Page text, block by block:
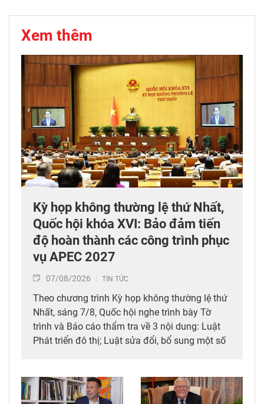
Xem thêm
Kỳ họp không thường lệ thứ Nhất,
Quốc hội khóa XVI: Bảo đảm tiến
độ hoàn thành các công trình phục
vụ APEC 2027
07/08/2026 TIN TỨC
Theo chương trình Kỳ họp không thường lệ thứ
Nhất, sáng 7/8, Quốc hội nghe trình bày Tờ
trình và Báo cáo thẩm tra về 3 nội dung: Luật
Phát triển đô thị; Luật sửa đổi, bổ sung một số
nghiệp và môi trường; Luật sửa đổi, bổ sung
một số điều của Luật Tần số vô tuyến điện,